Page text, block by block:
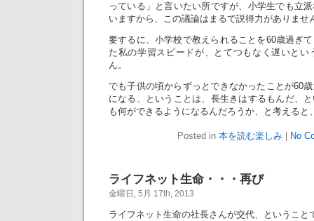
っている」と言いたい所ですが、小学生でも立
いますから、この議論はまるで説得力がありませ
要するに、小学校で教えられることを60歳過ぎ
た私の学習スピードが、とてつもなく遅いとい
ん。
でも子供の頃からずっとできなかったことが60
になる、ということは、長生きはするもんだ、
も何ができるようになるんだろうか、と考えると
Posted in 本を読む楽しみ| No
ライフネット生命・・・再び
金曜日, 5月 17th, 2013
ライフネット生命の社長さんが交代、ということ